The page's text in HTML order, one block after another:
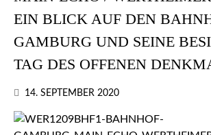
EIN BLICK AUF DEN
GAMBURG UND SEINE
TAG DES OFFENEN
14. SEPTEMBER 2020